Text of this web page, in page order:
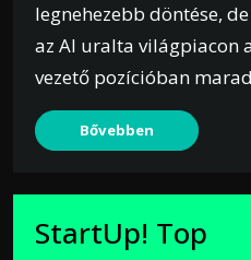
legnehezebb döntése,
az AI uralta világpiacon
vezető pozícióban
Bővebben
StartUp! Top